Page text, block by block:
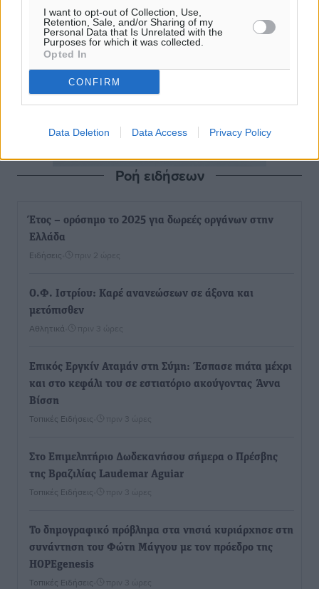
I want to opt-out of Collection, Use,
Retention, Sale, and/or Sharing of my
Personal Data that Is Unrelated with the
Purposes for which it was collected.
Opted In
CONFIRM
Data Deletion Data Access Privacy Policy
Ροή ειδήσεων
Έτος – ορόσημο το 2025 για δωρεές οργάνων στην
Ελλάδα
Ειδήσεις πριν 2 ώρες
Ο.Φ. Ιστρίου: Καρέ ανανεώσεων σε άξονα και
μετόπισθεν
Αθλητικά πριν 3 ώρες
Επικός Εργκίν Αταμάν στη Σύμη: Έσπασε πιάτα μέχρι
και στο κεφάλι του σε εστιατόριο ακούγοντας Άννα
Βίσση
Τοπικές Ειδήσεις πριν 3 ώρες
Στο Επιμελητήριο Δωδεκανήσου σήμερα ο Πρέσβης
της Βραζιλίας Laudemar Aguiar
Τοπικές Ειδήσεις πριν 3 ώρες
To δημογραφικό πρόβλημα στα νησιά κυριάρχησε στη
συνάντηση του Φώτη Μάγγου με τον πρόεδρο της
HOPEgenesis
Τοπικές Ειδήσεις πριν 3 ώρες